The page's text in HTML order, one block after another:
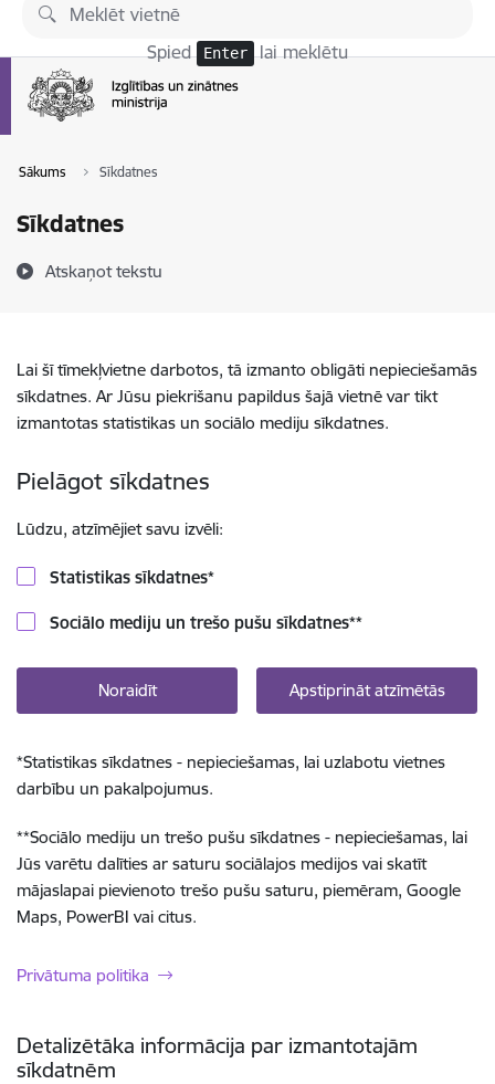
Pāriet uz lapas saturu
Spied Enter lai meklētu
Sākums Sīkdatnes
Sīkdatnes
Atskaņot tekstu
Lai šī tīmekļvietne darbotos, tā izmanto obligāti nepieciešamās
sīkdatnes. Ar Jūsu piekrišanu papildus šajā vietnē var tikt
izmantotas statistikas un sociālo mediju sīkdatnes.
Pielāgot sīkdatnes
Lūdzu, atzīmējiet savu izvēli:
Statistikas sīkdatnes*
Sociālo mediju un trešo pušu sīkdatnes**
Noraidīt Apstiprināt atzīmētās
*Statistikas sīkdatnes - nepieciešamas, lai uzlabotu vietnes
darbību un pakalpojumus.
**Sociālo mediju un trešo pušu sīkdatnes - nepieciešamas, lai
Jūs varētu dalīties ar saturu sociālajos medijos vai skatīt
mājaslapai pievienoto trešo pušu saturu, piemēram, Google
Maps, PowerBI vai citus.
Privātuma politika
Detalizētāka informācija par izmantotajām
sīkdatnēm